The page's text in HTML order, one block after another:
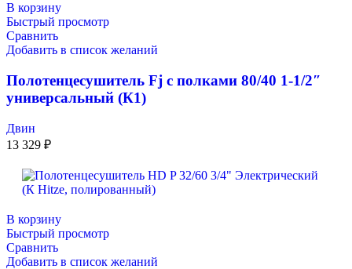
В корзину
Быстрый просмотр
Сравнить
Добавить в список желаний
Полотенцесушитель Fj с полками 80/40 1-1/2″
универсальный (К1)
Двин
13 329 ₽
В корзину
Быстрый просмотр
Сравнить
Добавить в список желаний